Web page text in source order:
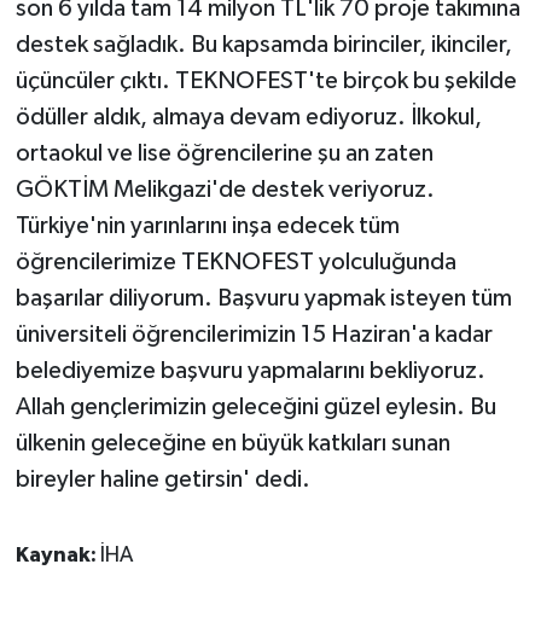
son 6 yılda tam 14 milyon TL'lik 70 proje takımına
destek sağladık. Bu kapsamda birinciler, ikinciler,
üçüncüler çıktı. TEKNOFEST'te birçok bu şekilde
ödüller aldık, almaya devam ediyoruz. İlkokul,
ortaokul ve lise öğrencilerine şu an zaten
GÖKTİM Melikgazi'de destek veriyoruz.
Türkiye'nin yarınlarını inşa edecek tüm
öğrencilerimize TEKNOFEST yolculuğunda
başarılar diliyorum. Başvuru yapmak isteyen tüm
üniversiteli öğrencilerimizin 15 Haziran'a kadar
belediyemize başvuru yapmalarını bekliyoruz.
Allah gençlerimizin geleceğini güzel eylesin. Bu
ülkenin geleceğine en büyük katkıları sunan
bireyler haline getirsin' dedi.
Kaynak: İHA
Turizm
ÜLKE GÜNDEMİ
YAŞAM
YEREL